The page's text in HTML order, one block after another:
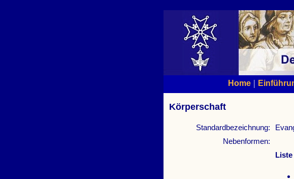
Home |
Körperschaft
Standardbezeichnung:
Nebenformen:
Liste